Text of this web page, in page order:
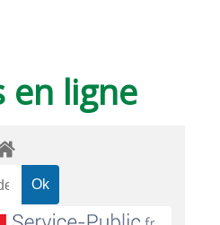
en ligne